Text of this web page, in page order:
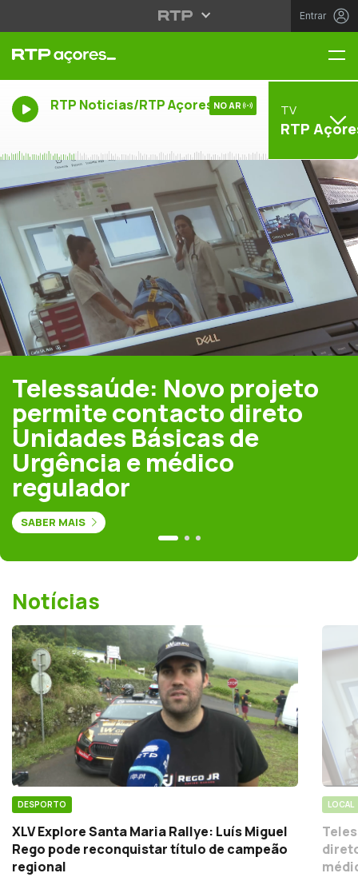
Entrar
RTP Noticias/RTP Açores NO AR TV
RTP
Telessaúde: Novo projeto
permite contacto direto
Unidades Básicas de
Urgência e médico
regulador
SABER MAIS
Notícias
DESPORTO
XLV Explore Santa Maria Rallye: Luís Miguel
Rego pode reconquistar título de campeão
regional
LOCAL